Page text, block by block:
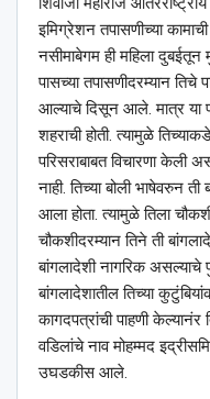
इमिग्रेशन तपासणीच्या कामाची
नसीमाबेगम ही महिला दुबईतून
पासच्या तपासणीदरम्यान तिचे
आल्याचे दिसून आले. मात्र या
शहराची होती. त्यामुळे
परिसराबाबत विचारणा केली
नाही. तिच्या बोली भाषेवरुन
आला होता. त्यामुळे तिला
चौकशीदरम्यान तिने ती
बांगलादेशी नागरिक असल्याचे
बांगलादेशातील तिच्या
कागदपत्रांची पाहणी केल्यानंर
वडिलांचे नाव मोहम्मद
उघडकीस आले.